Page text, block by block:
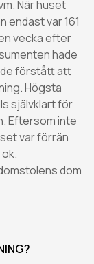
När huset
var 161
vecka efter
hade
förstått att
Högsta
självklart för
Eftersom inte
var förrän
dom